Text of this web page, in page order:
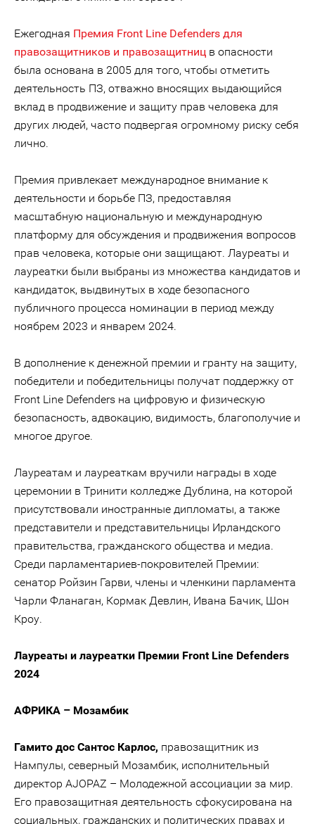
Ежегодная Премия Front Line Defenders для
правозащитников и правозащитниц в опасности
была основана в 2005 для того, чтобы отметить
деятельность ПЗ, отважно вносящих выдающийся
вклад в продвижение и защиту прав человека для
других людей, часто подвергая огромному риску себя
лично.
Премия привлекает международное внимание к
деятельности и борьбе ПЗ, предоставляя
масштабную национальную и международную
платформу для обсуждения и продвижения вопросов
прав человека, которые они защищают. Лауреаты и
лауреатки были выбраны из множества кандидатов и
кандидаток, выдвинутых в ходе безопасного
публичного процесса номинации в период между
ноябрем 2023 и январем 2024.
В дополнение к денежной премии и гранту на защиту,
победители и победительницы получат поддержку от
Front Line Defenders на цифровую и физическую
безопасность, адвокацию, видимость, благополучие и
многое другое.
Лауреатам и лауреаткам вручили награды в ходе
церемонии в Тринити колледже Дублина, на которой
присутствовали иностранные дипломаты, а также
представители и представительницы Ирландского
правительства, гражданского общества и медиа.
Среди парламентариев-покровителей Премии:
сенатор Ройзин Гарви, члены и членкини парламента
Чарли Фланаган, Кормак Девлин, Ивана Бачик, Шон
Кроу.
Лауреаты и лауреатки Премии Front Line Defenders
2024
АФРИКА – Мозамбик
Гамито дос Сантос Карлос, правозащитник из
Нампулы, северный Мозамбик, исполнительный
директор AJOPAZ – Молодежной ассоциации за мир.
Его правозащитная деятельность сфокусирована на
социальных, гражданских и политических правах и